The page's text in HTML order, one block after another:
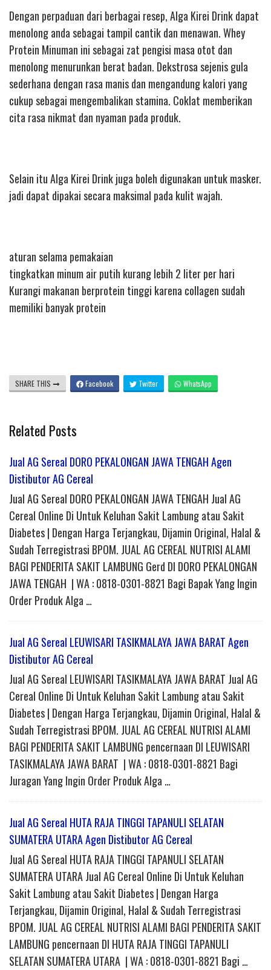
Dengan perpaduan dari berbagai resep, Alga Kirei Drink dapat
menolong anda sebagai tampil cantik dan menawan. Whey
Protein Minuman ini sebagai zat pengisi masa otot dan
menolong menurunkan berat badan. Dekstrosa sejenis gula
sederhana dengan rasa manis dan mengandung kalori yang
cukup sebagai mengembalikan stamina. Coklat memberikan
cita rasa nikmat dan nyaman pada produk.
Selain itu Alga Kirei Drink juga boleh digunakan untuk masker.
jadi dapat dipakai secara maksimal pada kulit wajah.
aturan selama pemakaian
tingkatkan minum air putih kurang lebih 2 liter per hari
Kurangi makanan berprotein tinggi karena collagen sudah
memiliki banyak protein
SHARE THIS Facebook Twitter WhatsApp
Related Posts
Jual AG Sereal DORO PEKALONGAN JAWA TENGAH Agen
Distibutor AG Cereal
Jual AG Sereal DORO PEKALONGAN JAWA TENGAH Jual AG
Cereal Online Di Untuk Keluhan Sakit Lambung atau Sakit
Diabetes | Dengan Harga Terjangkau, Dijamin Original, Halal &
Sudah Terregistrasi BPOM. JUAL AG CEREAL NUTRISI ALAMI
BAGI PENDERITA SAKIT LAMBUNG Gerd DI DORO PEKALONGAN
JAWA TENGAH | WA : 0818-0301-8821 Bagi Bapak Yang Ingin
Order Produk Alga …
Jual AG Sereal LEUWISARI TASIKMALAYA JAWA BARAT Agen
Distibutor AG Cereal
Jual AG Sereal LEUWISARI TASIKMALAYA JAWA BARAT Jual AG
Cereal Online Di Untuk Keluhan Sakit Lambung atau Sakit
Diabetes | Dengan Harga Terjangkau, Dijamin Original, Halal &
Sudah Terregistrasi BPOM. JUAL AG CEREAL NUTRISI ALAMI
BAGI PENDERITA SAKIT LAMBUNG pencernaan DI LEUWISARI
TASIKMALAYA JAWA BARAT | WA : 0818-0301-8821 Bagi
Juragan Yang Ingin Order Produk Alga …
Jual AG Sereal HUTA RAJA TINGGI TAPANULI SELATAN
SUMATERA UTARA Agen Distibutor AG Cereal
Jual AG Sereal HUTA RAJA TINGGI TAPANULI SELATAN
SUMATERA UTARA Jual AG Cereal Online Di Untuk Keluhan
Sakit Lambung atau Sakit Diabetes | Dengan Harga
Terjangkau, Dijamin Original, Halal & Sudah Terregistrasi
BPOM. JUAL AG CEREAL NUTRISI ALAMI BAGI PENDERITA SAKIT
LAMBUNG pencernaan DI HUTA RAJA TINGGI TAPANULI
SELATAN SUMATERA UTARA | WA : 0818-0301-8821 Bagi …